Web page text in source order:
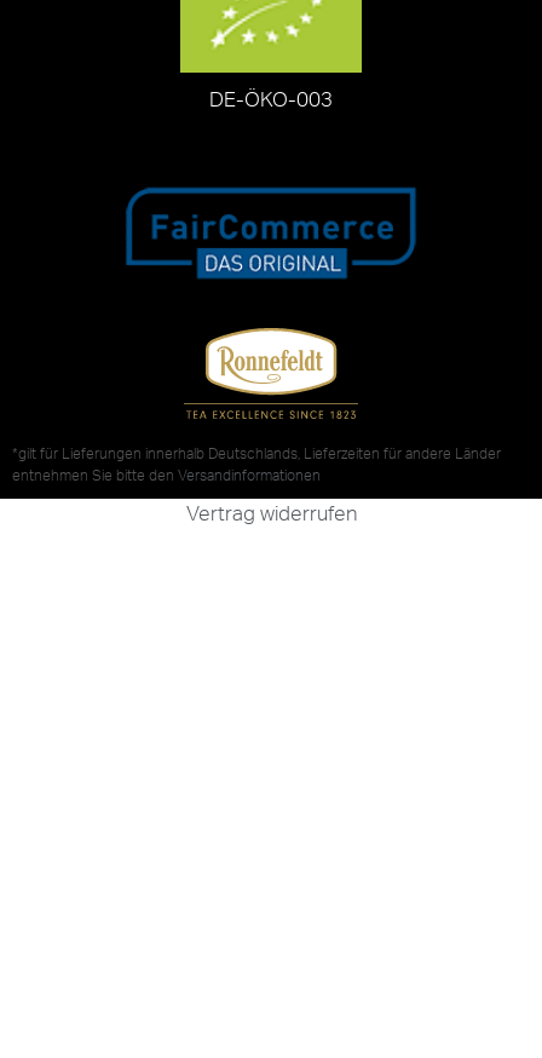
DE-ÖKO-003
*gilt für Lieferungen innerhalb Deutschlands, Lieferzeiten für andere Länder
entnehmen Sie bitte den Versandinformationen
Vertrag widerrufen